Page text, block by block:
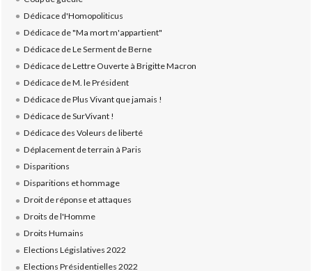
Dédicace d'Homopoliticus
Dédicace de "Ma mort m'appartient"
Dédicace de Le Serment de Berne
Dédicace de Lettre Ouverte à Brigitte Macron
Dédicace de M. le Président
Dédicace de Plus Vivant que jamais !
Dédicace de SurVivant !
Dédicace des Voleurs de liberté
Déplacement de terrain à Paris
Disparitions
Disparitions et hommage
Droit de réponse et attaques
Droits de l'Homme
Droits Humains
Elections Législatives 2022
Elections Présidentielles 2022